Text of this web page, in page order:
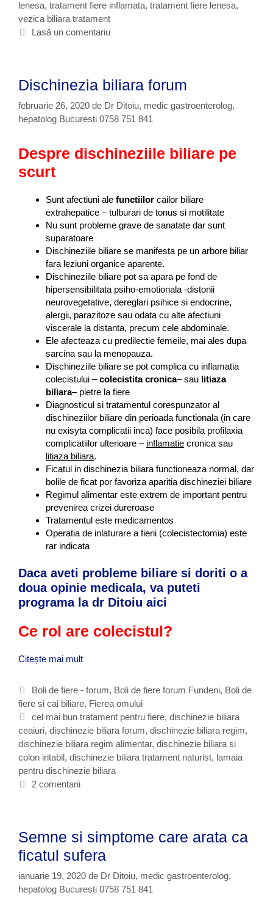
n
o
s
,
e
c
m
a
a
r
i
d
e
r
e
g
i
m
s
i
t
r
a
t
a
m
e
n
t
n
i
a
n
c
o
e
c
i
s
t
u
l
l
n
e
o
r
i
c
h
e
lenesa, tratament fiere inflamata, tratament fiere lenesa,
vezica biliara tratament
Lasă un comentariu
Dischinezia biliara forum
februarie 26, 2020 de Dr Ditoiu, medic gastroenterolog,
hepatolog Bucuresti 0758 751 841
Despre dischineziile biliare pe
scurt
Sunt afectiuni ale functiilor cailor biliare
extrahepatice – tulburari de tonus si motilitate
Nu sunt probleme grave de sanatate dar sunt
suparatoare
Dischineziile biliare se manifesta pe un arbore biliar
fara leziuni organice aparente.
Dischineziile biliare pot sa apara pe fond de
hipersensibilitata psiho-emotionala -distonii
neurovegetative, dereglari psihice si endocrine,
alergii, parazitoze sau odata cu alte afectiuni
viscerale la distanta, precum cele abdominale.
Ele afecteaza cu predilectie femeile, mai ales dupa
sarcina sau la menopauza.
Dischineziile biliare se pot complica cu inflamatia
colecistului –colecistita cronica– sau litiaza
biliara– pietre la fiere
Diagnosticul si tratamentul corespunzator al
dischineziilor biliare din perioada functionala (in care
nu exisyta complicatii inca) face posibila profilaxia
complicatiilor ulterioare – inflamatie cronica sau
litiaza biliara.
Ficatul in dischinezia biliara functioneaza normal, dar
bolile de ficat por favoriza aparitia dischineziei biliare
Regimul alimentar este extrem de important pentru
prevenirea crizei dureroase
Tratamentul este medicamentos
Operatia de inlaturare a fierii (colecistectomia) este
rar indicata
Daca aveti probleme biliare si doriti o a
doua opinie medicala, va puteti
programa la dr Ditoiu aici
Ce rol are colecistul?
Citește mai mult
s
h
i
n
e
z
i
a
a
f
C
a
t
e
g
o
r
i
Boli de fiere - forum, Boli de fiere forum Fundeni, Boli de
fiere si cai biliare, Fierea omului
E
t
i
c
h
e
cel mai bun tratament pentru fiere, dischinezie biliara
ceaiuri, dischinezie biliara forum, dischinezie biliara regim,
dischinezie biliara regim alimentar, dischinezie biliara si
colon iritabil, dischinezie biliara tratament naturist, lamaia
pentru dischinezie biliara
2 comentarii
Semne si simptome care arata ca
ficatul sufera
ianuarie 19, 2020 de Dr Ditoiu, medic gastroenterolog,
hepatolog Bucuresti 0758 751 841